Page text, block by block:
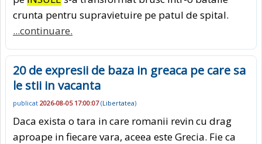
crunta pentru supravietuire pe patul de spital.
...continuare.
20 de expresii de baza in greaca pe care sa
le stii in vacanta
publicat 2026-08-05 17:00:07(Libertatea)
Daca exista o tara in care romanii revin cu drag
aproape in fiecare vara, aceea este Grecia. Fie ca